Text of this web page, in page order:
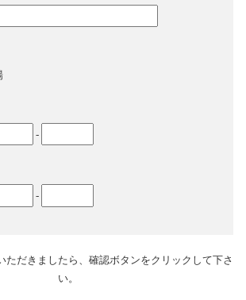
-
-
ただきましたら、確認ボタンをクリックして下さ
い。